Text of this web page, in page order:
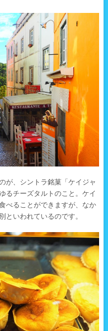
が、シントラ銘菓「ケイジャ
るチーズタルトのこと。ケイ
べることができますが、なか
といわれているのです。